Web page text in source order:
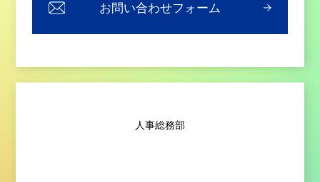
お問い合わせフォーム
人事総務部